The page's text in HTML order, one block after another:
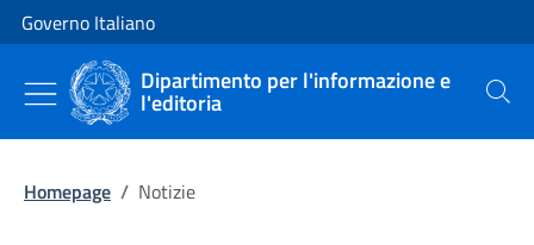
Vai al contenuto
Vai alla navigazione del sito
Governo Italiano
Dipartimento per l'informazione e
l'editoria Cerca
Homepage / Notizie